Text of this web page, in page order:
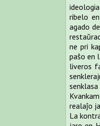
ribelo
agado
ne pri
paŝo en
liveros
realaĵo
La